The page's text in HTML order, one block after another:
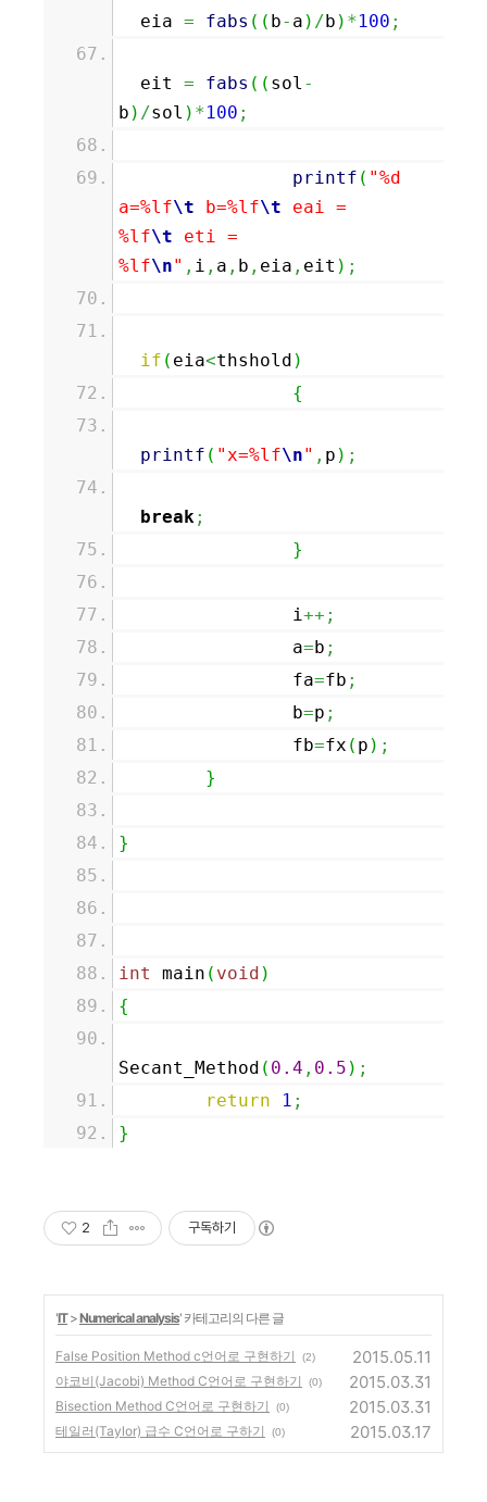
eia = fabs ( ( b- a ) /b ) *100 ;
eit = fabs ( ( sol -
b ) /sol ) *100 ;
printf ( "%d
a=%lf\t b=%lf\t eai =
%lf\t eti =
%lf\n" , i , a , b , eia , eit ) ;
if ( eia<thshold )
{
printf ( "x=%lf\n" , p ) ;
break;
}
i++;
a=b ;
fa=fb ;
b=p ;
fb=fx ( p ) ;
}
}
int main ( void )
{
Secant_Method ( 0.4 , 0.5 ) ;
return
1 ;
}
2 구독하기
'IT>Numerical analysis' 카테고리의 다른 글
False Position Method c언어로 구현하기 (2) 2015.05.11
야코비(Jacobi) Method C언어로 구현하기 (0) 2015.03.31
Bisection Method C언어로 구현하기 (0) 2015.03.31
테일러(Taylor) 급수 C언어로 구하기 (0) 2015.03.17